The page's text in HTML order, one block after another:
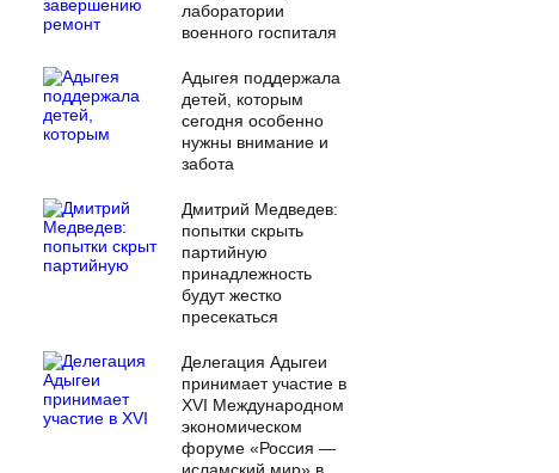
лаборатории
военного госпиталя
Адыгея поддержала
детей, которым
сегодня особенно
нужны внимание и
забота
Дмитрий Медведев:
попытки скрыть
партийную
принадлежность
будут жестко
пресекаться
Делегация Адыгеи
принимает участие в
XVI Международном
экономическом
форуме «Россия —